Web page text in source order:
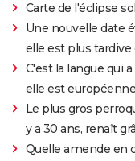
Carte de l'éclipse
Une nouvelle date
elle est plus
C'est la langue qui
elle est européenne
Le plus gros
y a 30 ans, renaît
Quelle amende en